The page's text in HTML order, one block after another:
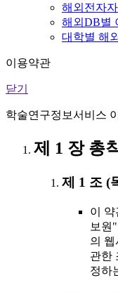
해외전자
해외DB별
대학별 해
이용약관
닫기
학술연구정보서비스
제 1 장 총
제 1 조 (
이
보원
의
관한
정하